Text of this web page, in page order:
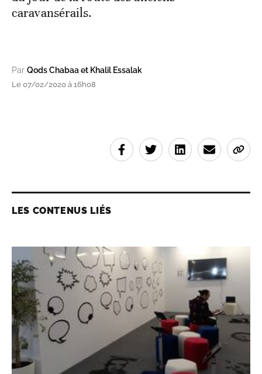
caravansérails.
Par Qods Chabaa et Khalil Essalak
Le 07/02/2020 à 16h08
LES CONTENUS LIÉS